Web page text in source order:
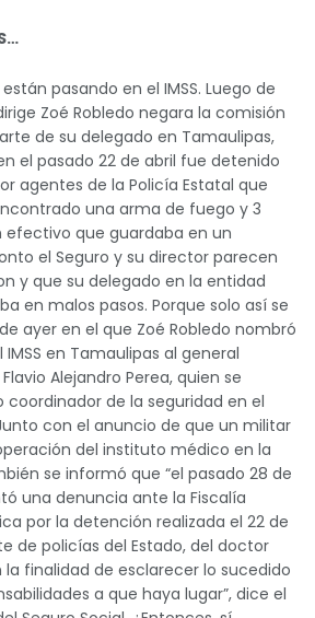
pasando en el IMSS. Luego de
Zoé Robledo negara la comisión
de su delegado en Tamaulipas,
el pasado 22 de abril fue detenido
agentes de la Policía Estatal que
una arma de fuego y 3
efectivo que guardaba en un
el Seguro y su director parecen
y que su delegado en la entidad
en malos pasos. Porque solo así se
ayer en el que Zoé Robledo nombró
en Tamaulipas al general
Alejandro Perea, quien se
de la seguridad en el
con el anuncio de que un militar
del instituto médico en la
se informó que “el pasado 28 de
una denuncia ante la Fiscalía
por la detención realizada el 22 de
de policías del Estado, del doctor
la finalidad de esclarecer lo sucedido
a que haya lugar”, dice el